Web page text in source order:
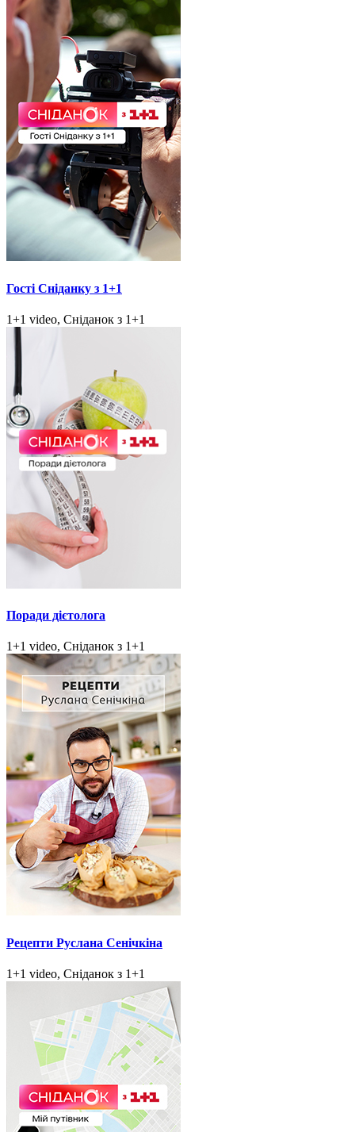
Гості Сніданку з 1+1
1+1 video, Сніданок з 1+1
Поради дієтолога
1+1 video, Сніданок з 1+1
Рецепти Руслана Сенічкіна
1+1 video, Сніданок з 1+1